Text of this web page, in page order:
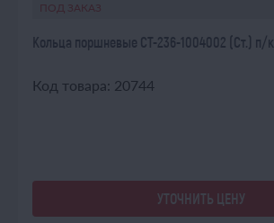
ПОД ЗАКАЗ
Кольца поршневые СТ-236-1004002 (Ст.) п/к
Код товара: 20744
УТОЧНИТЬ ЦЕНУ